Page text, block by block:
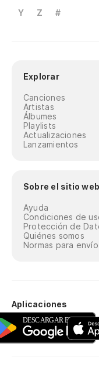
Y
Z #
Explorar
Canciones
Artistas
Álbumes
Playlists
Actualizaciones
Lanzamientos
Sobre el sitio web
Ayuda
Condiciones de
Protección de
Quiénes somos
Normas para envío
Aplicaciones